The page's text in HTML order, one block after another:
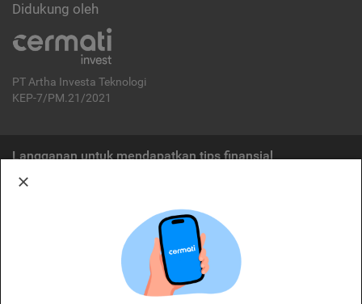
Didukung oleh
PT Artha Investa Teknologi
KEP-7/PM.21/2021
Langganan untuk mendapatkan tips finansial
Cermati merupakan penyelenggara agregasi jasa keuangan yang terdaftar di
OJK. Oleh karena itu, produk dan/atau layanan jasa keuangan yang
ditawarkan bukan merupakan produk dan/atau layanan jasa keuangan yang
diterbitkan oleh Cermati dan Cermati tidak bertanggung jawab atas tuntutan